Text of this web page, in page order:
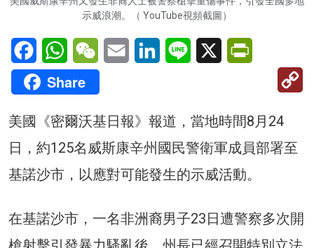
示威浪潮。（ YouTube視頻截圖）
FacebookWhatsAppWeChatEmail LinkedInLine X
Share
美國《密爾沃基日報》報道，當地時間8月24
日，約125名威斯康辛州國民警衛軍成員部署至
基諾沙市，以應對可能發生的示威活動。
在基諾沙市，一名非洲裔男子23日遭警察多次開